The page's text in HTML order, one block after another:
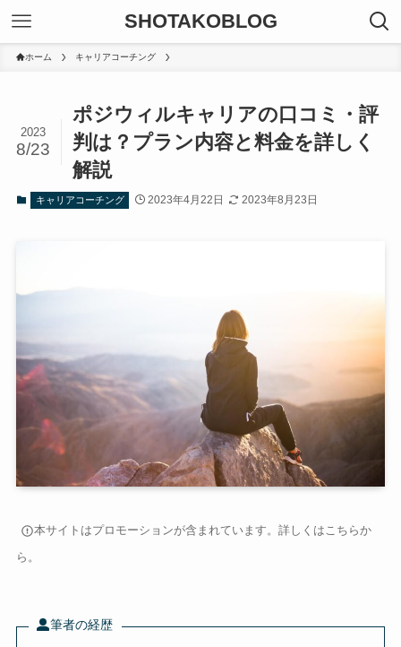
SHOTAKOBLOG
ホーム キャリアコーチング
ポジウィルキャリアの口コミ・評
判は？プラン内容と料金を詳しく
解説
2023
8/23
キャリアコーチング 2023年4月22日 2023年8月23日
本サイトはプロモーションが含まれています。詳しくは こちらか
ら。
筆者の経歴